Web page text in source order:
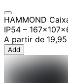
HAMMOND
IP54 –
A partir de
Add